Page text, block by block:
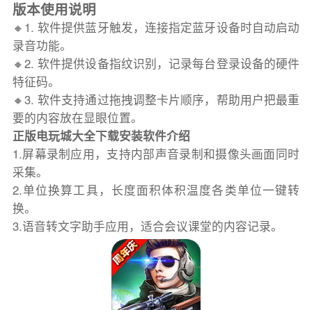
版本使用说明
🔸1. 软件提供蓝牙触发，连接指定蓝牙设备时自动启动
录音功能。
🔸2. 软件提供设备指纹识别，记录每台登录设备的硬件
特征码。
🔸3. 软件支持通过拖拽调整卡片顺序，帮助用户把最重
要的内容放在显眼位置。
正版电玩城大全下载安装软件介绍
1.屏幕录制应用，支持内部声音录制和摄像头画面同时
采集。
2.单位换算工具，长度面积体积温度各类单位一键转
换。
3.语音转文字助手应用，适合会议课堂的内容记录。